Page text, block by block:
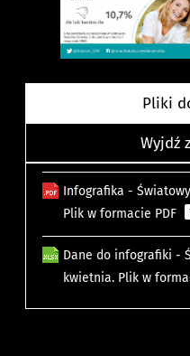
Pliki
Wyjdź
Infografika -
Plik w formacie PDF
Dane do infografiki -
kwietnia. Plik w